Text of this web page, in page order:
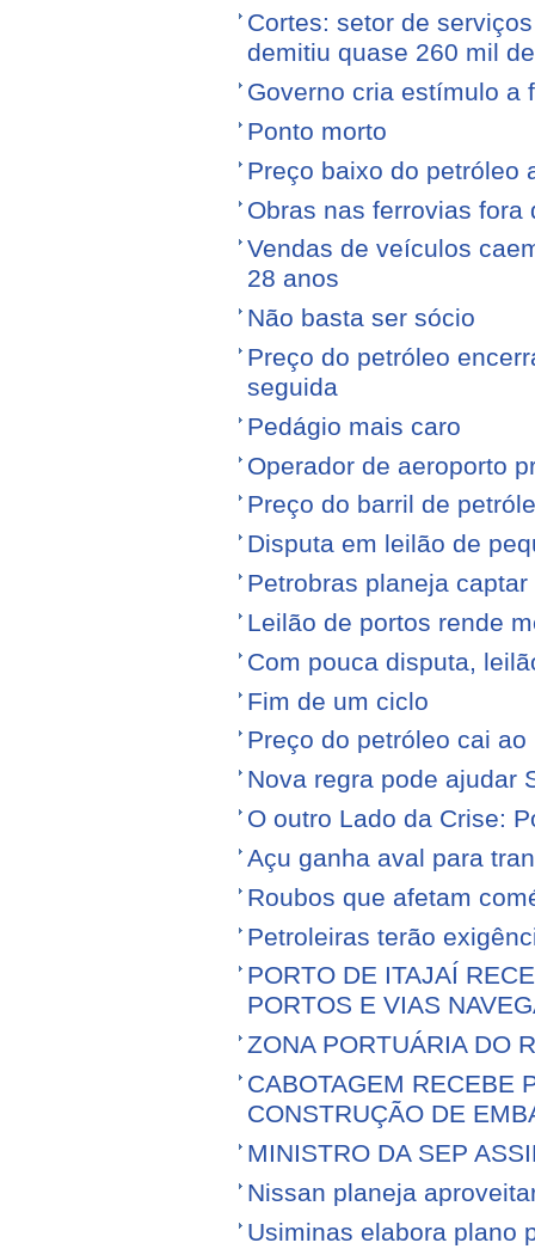
Cortes: setor de
demitiu quase 260 mil
Governo cria estímulo a
Ponto morto
Preço baixo do petróleo
Obras nas ferrovias fora
Vendas de veículos
28 anos
Não basta ser sócio
Preço do petróleo
seguida
Pedágio mais caro
Operador de aeroporto
Preço do barril de
Disputa em leilão de
Petrobras planeja
Leilão de portos rende
Com pouca disputa,
Fim de um ciclo
Preço do petróleo cai
Nova regra pode ajudar
O outro Lado da Crise:
Açu ganha aval para
Roubos que afetam
Petroleiras terão
PORTO DE ITAJAÍ
PORTOS E VIAS
ZONA PORTUÁRIA DO
CABOTAGEM RECEBE
CONSTRUÇÃO DE
MINISTRO DA SEP
Nissan planeja
Usiminas elabora plano